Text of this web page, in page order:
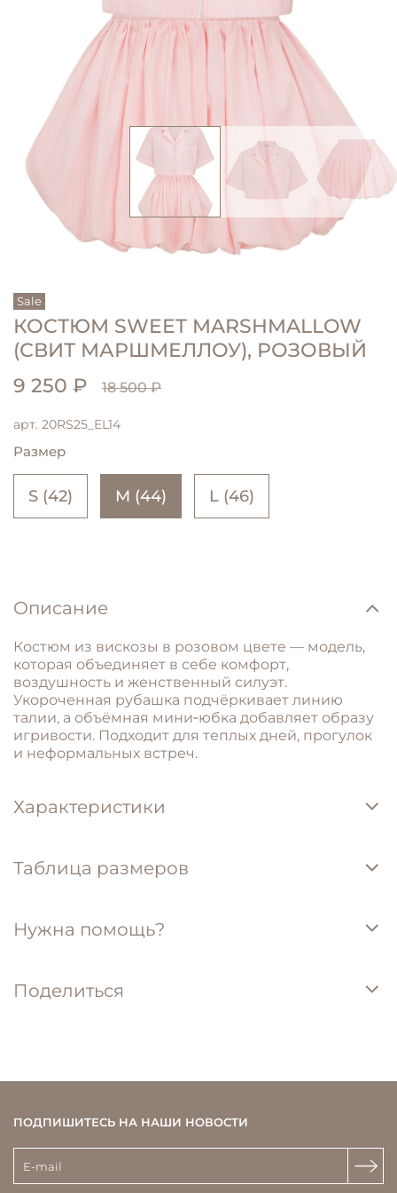
Sale
арт. 20RS25_EL14
КОСТЮМ SWEET MARSHMALLOW
(СВИТ МАРШМЕЛЛОУ), РОЗОВЫЙ
9 250 ₽
18 500 ₽
Размер
S (42) M (44) L (46)
Описание
Костюм из вискозы в розовом цвете — модель,
которая объединяет в себе комфорт,
воздушность и женственный силуэт.
Укороченная рубашка подчёркивает линию
талии, а объёмная мини‑юбка добавляет образу
игривости. Подходит для теплых дней, прогулок
и неформальных встреч.
Характеристики
Таблица размеров
Нужна помощь?
Поделиться
ПОДПИШИТЕСЬ НА НАШИ НОВОСТИ